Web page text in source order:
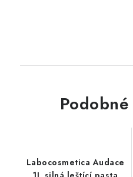
Labocosmetica Audace